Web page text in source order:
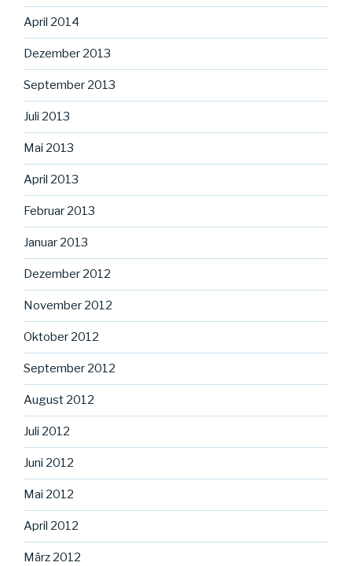
April 2014
Dezember 2013
September 2013
Juli 2013
Mai 2013
April 2013
Februar 2013
Januar 2013
Dezember 2012
November 2012
Oktober 2012
September 2012
August 2012
Juli 2012
Juni 2012
Mai 2012
April 2012
März 2012